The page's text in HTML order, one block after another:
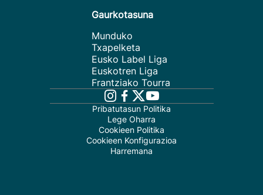
Gaurkotasuna
Munduko
Txapelketa
Eusko Label Liga
Euskotren Liga
Frantziako Tourra
Pribatutasun Politika
Lege Oharra
Cookieen Politika
Cookieen Konfigurazioa
Harremana